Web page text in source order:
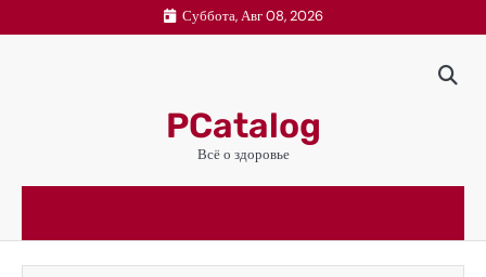
к
Суббота, Авг 08, 2026
PCatalog
Всё о здоровье